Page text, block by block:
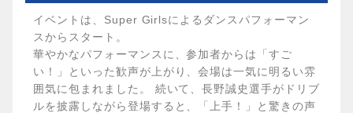
イベントは、Super Girlsによるダンスパフォーマン
スからスタート。
華やかなパフォーマンスに、参加者からは「すご
い！」といった歓声が上がり、会場は一気に明るい雰
囲気に包まれました。 続いて、長野誠史選手がドリブ
ルを披露しながら登場すると、「上手！」と驚きの声